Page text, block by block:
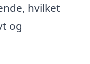
hvilket
og